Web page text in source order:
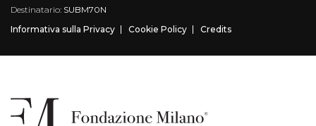
Destinatario: SUBM70N
Informativa sulla Privacy
Cookie Policy Credits